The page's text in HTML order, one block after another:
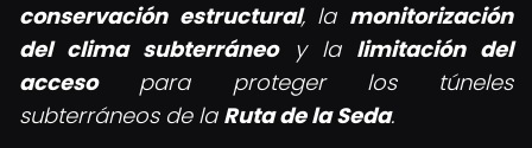
conservación estructural, la monitorización
del clima subterráneoy la limitación del
accesopara proteger los túneles
subterráneos de la Ruta de la Seda.